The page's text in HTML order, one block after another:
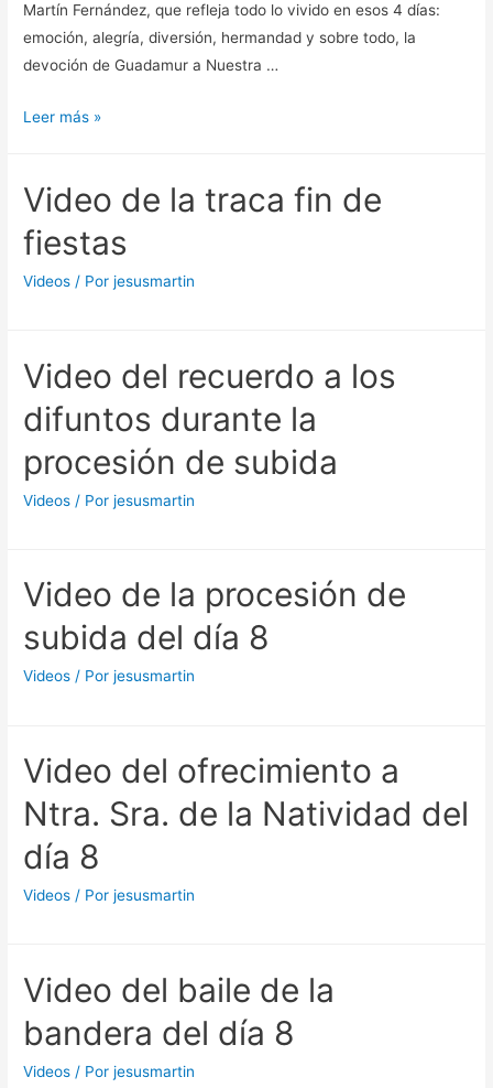
Martín Fernández, que refleja todo lo vivido en esos 4 días:
emoción, alegría, diversión, hermandad y sobre todo, la
devoción de Guadamur a Nuestra …
Las
la
Virgen
en
una
Leer más »
Video de la traca fin de
fiestas
Videos / Porjesusmartin
Video del recuerdo a los
difuntos durante la
procesión de subida
Videos / Porjesusmartin
Video de la procesión de
subida del día 8
Videos / Porjesusmartin
Video del ofrecimiento a
Ntra. Sra. de la Natividad del
día 8
Videos / Porjesusmartin
Video del baile de la
bandera del día 8
Videos / Porjesusmartin